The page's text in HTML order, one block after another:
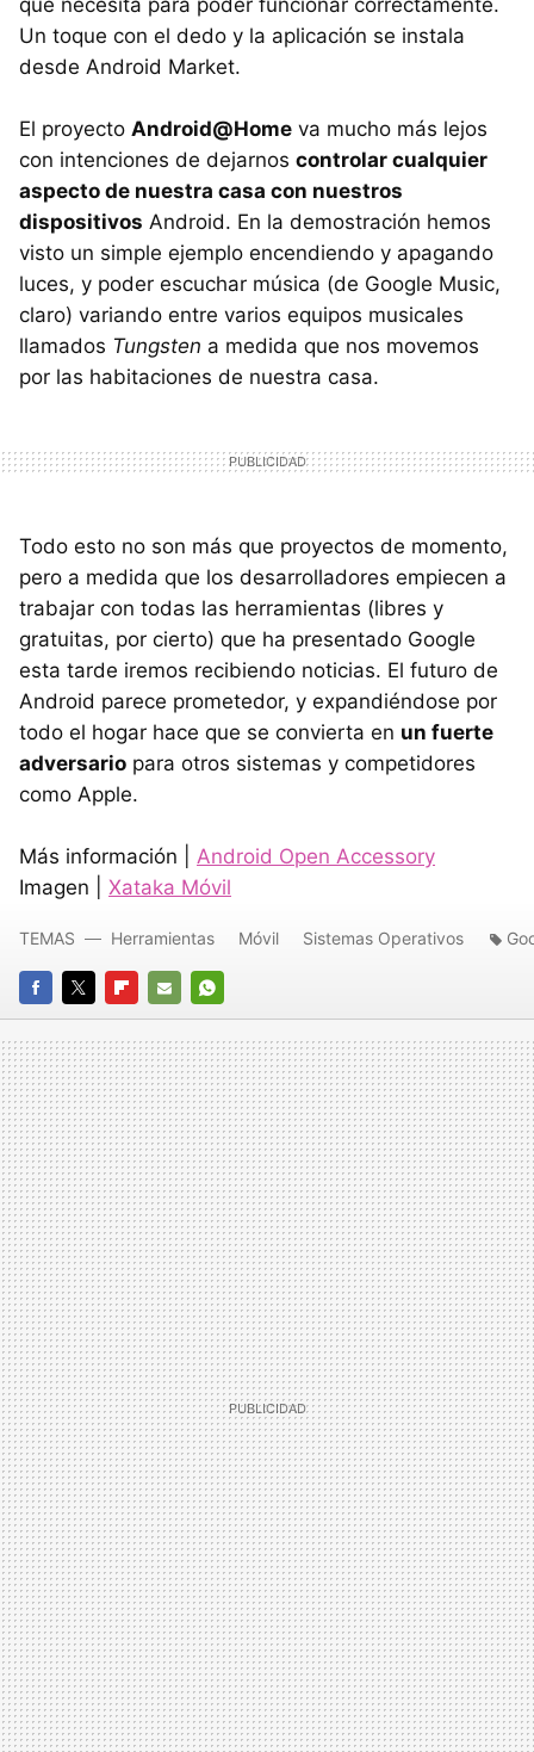
Un toque con el dedo y la aplicación se instala
desde Android Market.
El proyecto Android@Home va mucho más lejos
con intenciones de dejarnos controlar cualquier
aspecto de nuestra casa con nuestros
dispositivos Android. En la demostración hemos
visto un simple ejemplo encendiendo y apagando
luces, y poder escuchar música (de Google Music,
claro) variando entre varios equipos musicales
llamados Tungsten a medida que nos movemos
por las habitaciones de nuestra casa.
Todo esto no son más que proyectos de momento,
pero a medida que los desarrolladores empiecen a
trabajar con todas las herramientas (libres y
gratuitas, por cierto) que ha presentado Google
esta tarde iremos recibiendo noticias. El futuro de
Android parece prometedor, y expandiéndose por
todo el hogar hace que se convierta en un fuerte
adversario para otros sistemas y competidores
como Apple.
Más información | Android Open Accessory
Imagen | Xataka Móvil
FACEBOOK
TWITTERFLIPBOARD
E-
MAIL
WHATSAPP
TEMAS Herramientas Móvil Sistemas Operativos